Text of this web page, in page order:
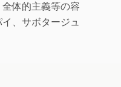
体的主義等の容
、サボタージュ